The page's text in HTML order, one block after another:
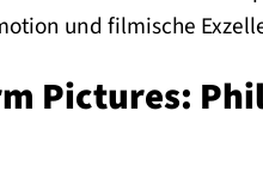
und filmische
Pictures: